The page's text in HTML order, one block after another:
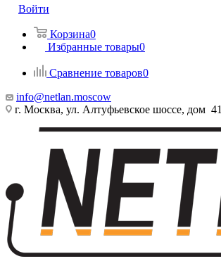
Войти
Корзина0
Избранные товары0
Сравнение товаров0
info@netlan.moscow
г. Москва, ул. Алтуфьевское шоссе, дом 41